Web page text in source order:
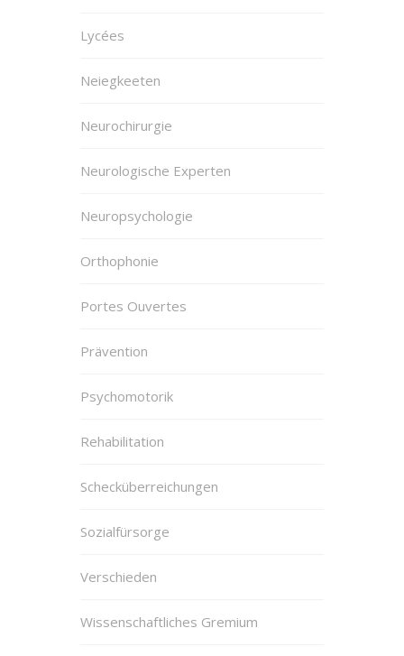
Lycées
Neiegkeeten
Neurochirurgie
Neurologische Experten
Neuropsychologie
Orthophonie
Portes Ouvertes
Prävention
Psychomotorik
Rehabilitation
Schecküberreichungen
Sozialfürsorge
Verschieden
Wissenschaftliches Gremium